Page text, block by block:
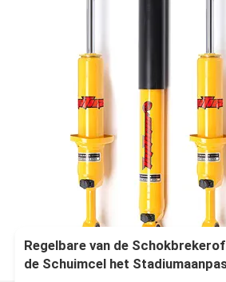
Regelbare van de
de Schuimcel het